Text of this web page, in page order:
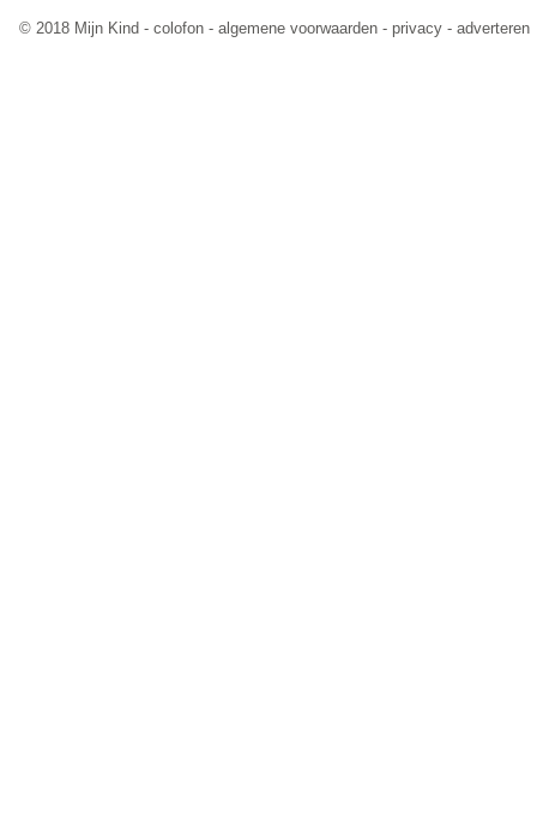
© 2018 Mijn Kind - colofon - algemene voorwaarden - privacy - adverteren